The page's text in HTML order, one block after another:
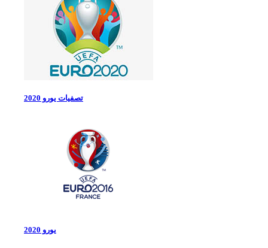
تصفيات يورو 2020
يورو 2020